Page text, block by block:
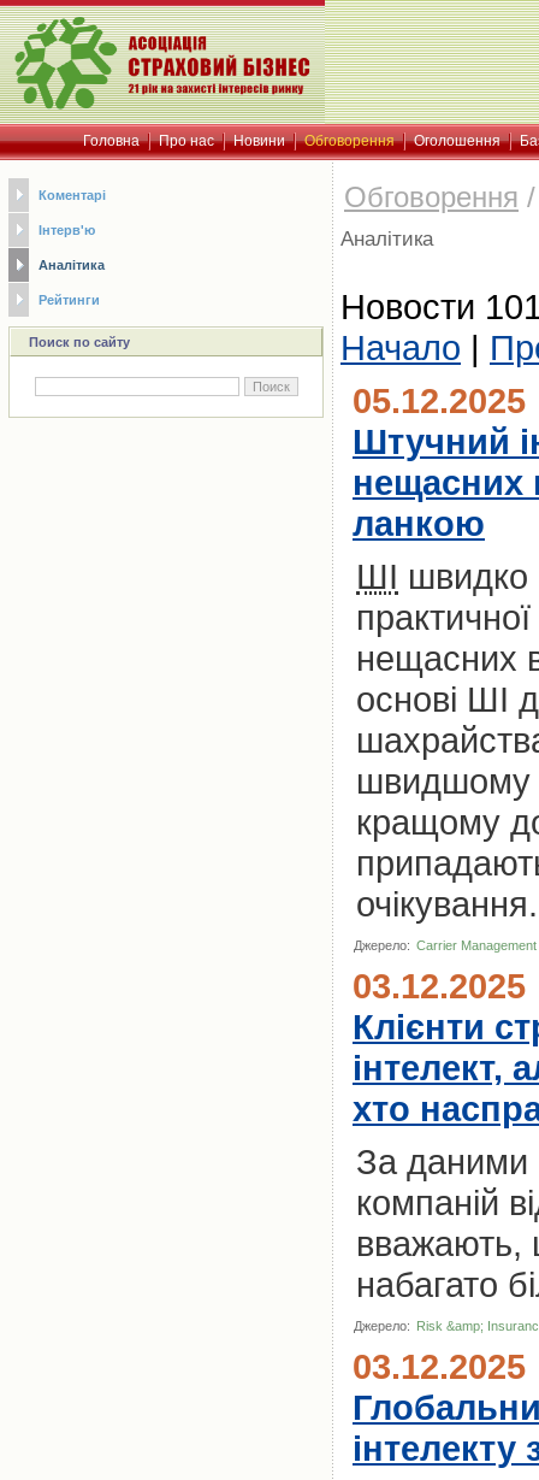
Головна Про нас Новини Обговорення Оголошення
Коментарі
Інтерв'ю
Аналітика
Рейтинги
Поиск по сайту
Обговорення
Аналітика
Новости
Начало |
05.12.2025
Штучний
нещасних
ланкою
ШІ швидко
нещасних
основі ШІ
швидшому
кращому
очікування.
Джерело: Carrier Management
03.12.2025
Клієнти
інтелект,
хто
За даними
компаній
вважають,
набагато
Джерело: Risk &amp;
03.12.2025